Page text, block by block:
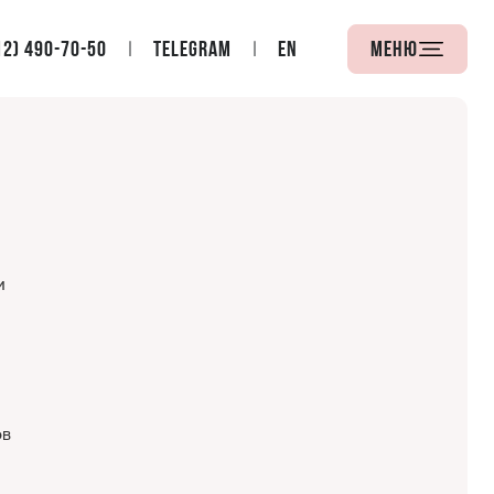
490-70-50 Telegram EN Меню